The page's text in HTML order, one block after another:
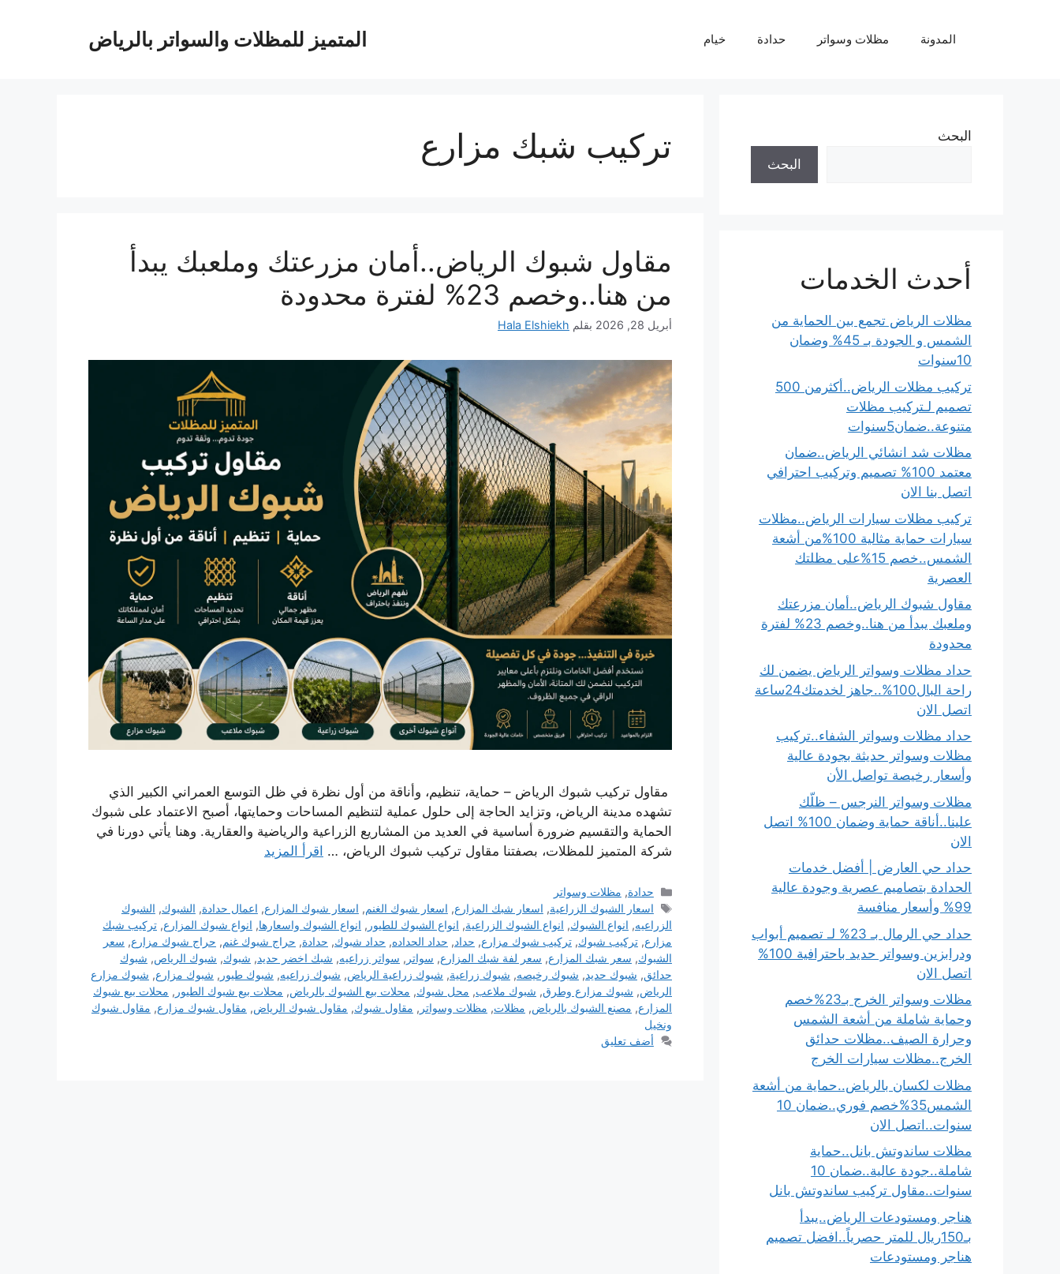
المتميز للمظلات والسواتر بالرياض المدونة مظلات وسواتر حدادة خيام
تركيب شبك مزارع
مقاول شبوك الرياض..أمان مزرعتك وملعبك يبدأ
من هنا..وخصم 23% لفترة محدودة
أبريل 28, 2026 بقلم Hala Elshiekh
مقاول تركيب شبوك الرياض – حماية، تنظيم، وأناقة من أول نظرة في ظل التوسع العمراني الكبير الذي
تشهده مدينة الرياض، وتزايد الحاجة إلى حلول عملية لتنظيم المساحات وحمايتها، أصبح الاعتماد على شبوك
الحماية والتقسيم ضرورة أساسية في العديد من المشاريع الزراعية والرياضية والعقارية. وهنا يأتي دورنا في
شركة المتميز للمظلات، بصفتنا مقاول تركيب شبوك الرياض، … اقرأ المزيد
التصنيفات
حدادة, مظلات وسواتر
الوسوم
اسعار الشبوك الزراعية, اسعار شبك المزارع, اسعار شبوك الغنم, اسعار شبوك المزارع, اعمال حدادة, الشبوك, الشبوك
الزراعيه, انواع الشبوك, انواع الشبوك الزراعية, انواع الشبوك للطيور , انواع الشبوك واسعارها, انواع شبوك المزارع, تركيب شبك
مزارع, تركيب شبوك, تركيب شبوك مزارع, حداد, حداد الحداده, حداد شبوك, حدادة, حراج شبوك غنم, حراج شبوك مزارع, سعر
الشبوك, سعر شبك المزارع, سعر لفة شبك المزارع, سواتر , سواتر زراعيه, شبك اخضر حديد, شبوك, شبوك الرياص, شبوك
حدائق, شبوك حديد, شبوك رخيصه, شبوك زراعية, شبوك زراعية الرياض, شبوك زراعيه, شبوك طيور , شبوك مزارع, شبوك مزارع
الرياض, شبوك مزارع وطرق, شبوك ملاعب, محل شبوك, محلات بيع الشبوك بالرياض, محلات بيع شبوك الطيور , محلات بيع شبوك
المزارع, مصنع الشبوك بالرياض, مظلات, مظلات وسواتر , مقاول شبوك, مقاول شبوك الرياض, مقاول شبوك مزارع, مقاول شبوك
ونخيل
أضف تعليق
البحث
البحث
أحدث الخدمات
مظلات الرياض تجمع بين الحماية من
الشمس و الجودة بـ 45% وضمان
10سنوات
تركيب مظلات الرياض..أكثرمن 500
تصميم لـتركيب مظلات
متنوعة..ضمان5سنوات
مظلات شد انشائي الرياض..ضمان
معتمد 100% تصميم وتركيب احترافي
اتصل بنا الان
تركيب مظلات سيارات الرياض..مظلات
سيارات حماية مثالية 100%من أشعة
الشمس..خصم 15%على مظلتك
العصرية
مقاول شبوك الرياض..أمان مزرعتك
وملعبك يبدأ من هنا..وخصم 23% لفترة
محدودة
حداد مظلات وسواتر الرياض يضمن لك
راحة البال100%..جاهز لخدمتك24ساعة
اتصل الان
حداد مظلات وسواتر الشفاء..تركيب
مظلات وسواتر حديثة بجودة عالية
وأسعار رخيصة تواصل الأن
مظلات وسواتر النرجس – ظلّك
علينا..أناقة حماية وضمان 100% اتصل
الان
حداد حي العارض | أفضل خدمات
الحدادة بتصاميم عصرية وجودة عالية
99% وأسعار منافسة
حداد حي الرمال بـ 23% لـ تصميم أبواب
ودرابزين وسواتر حديد باحترافية 100%
اتصل الان
مظلات وسواتر الخرج بـ23%خصم
وحماية شاملة من أشعة الشمس
وحرارة الصيف..مظلات حدائق
الخرج..مظلات سيارات الخرج
مظلات لكسان بالرياض..حماية من أشعة
الشمس35%خصم فوري..ضمان 10
سنوات..اتصل الان
مظلات ساندوتش بانل..حماية
شاملة..جودة عالية..ضمان 10
سنوات..مقاول تركيب ساندوتش بانل
هناجر ومستودعات الرياض..يبدأ
بـ150ريال للمتر حصرياً..افضل تصميم
هناجر ومستودعات